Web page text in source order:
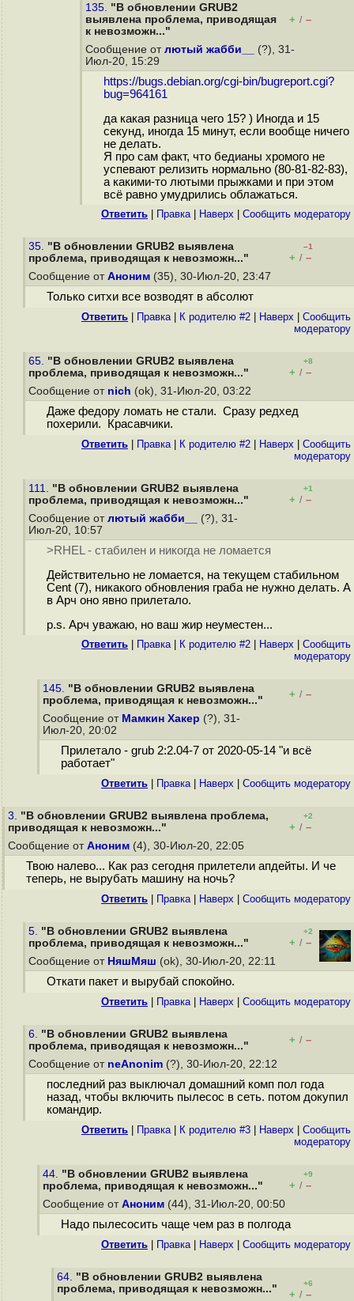
135. "В обновлении GRUB2
выявлена проблема, приводящая
к невозможн..."
+ / –
Сообщение от лютый жабби__
(?), 31-
Июл-20, 15:29
https://bugs.debian.org/cgi-bin/bugreport.cgi?
bug=964161
да какая разница чего 15? ) Иногда и 15
секунд, иногда 15 минут, если вообще ничего
не делать.
Я про сам факт, что бедианы хромого не
успевают релизить нормально (80-81-82-83),
а какими-то лютыми прыжками и при этом
всё равно умудрились облажаться.
Ответить Правка| Наверх Cообщить модератору
35. "В обновлении GRUB2 выявлена
проблема, приводящая к невозможн..."
–1
+ / –
Сообщение от Аноним (35), 30-Июл-20, 23:47
Только ситхи все возводят в абсолют
Ответить Правка| К родителю #2 Наверх
Cообщить
модератору
65. "В обновлении GRUB2 выявлена
проблема, приводящая к невозможн..."
+8
+ / –
Сообщение от nich (ok), 31-Июл-20, 03:22
Даже федору ломать не стали. Сразу редхед
похерили. Красавчики.
Ответить Правка| К родителю #2 Наверх
Cообщить
модератору
111. "В обновлении GRUB2 выявлена
проблема, приводящая к невозможн..."
+1
+ / –
Сообщение от лютый жабби__
(?), 31-
Июл-20, 10:57
>RHEL - стабилен и никогда не ломается
Действительно не ломается, на текущем стабильном
Cent (7), никакого обновления граба не нужно делать. А
в Арч оно явно прилетало.
p.s. Арч уважаю, но ваш жир неуместен...
Ответить Правка| К родителю #2 Наверх
Cообщить
модератору
145. "В обновлении GRUB2 выявлена
проблема, приводящая к невозможн..."
+ / –
Сообщение от Мамкин Хакер (?), 31-
Июл-20, 20:02
Прилетало - grub 2:2.04-7 от 2020-05-14 "и всё
работает"
Ответить Правка| Наверх Cообщить модератору
3. "В обновлении GRUB2 выявлена проблема,
приводящая к невозможн..."
+2
+ / –
Сообщение от Аноним (4), 30-Июл-20, 22:05
Твою налево... Как раз сегодня прилетели апдейты. И че
теперь, не вырубать машину на ночь?
Ответить Правка| Наверх Cообщить модератору
5. "В обновлении GRUB2 выявлена
проблема, приводящая к невозможн..."
+2
+ / –
Сообщение от НяшМяш (ok), 30-Июл-20, 22:11
Откати пакет и вырубай спокойно.
Ответить Правка| Наверх Cообщить модератору
6. "В обновлении GRUB2 выявлена
проблема, приводящая к невозможн..."
+ / –
Сообщение от neAnonim (?), 30-Июл-20, 22:12
последний раз выключал домашний комп пол года
назад, чтобы включить пылесос в сеть. потом докупил
командир.
Ответить Правка| К родителю #3 Наверх
Cообщить
модератору
44. "В обновлении GRUB2 выявлена
проблема, приводящая к невозможн..."
+9
+ / –
Сообщение от Аноним (44), 31-Июл-20, 00:50
Надо пылесосить чаще чем раз в полгода
Ответить Правка| Наверх Cообщить модератору
64. "В обновлении GRUB2 выявлена
проблема, приводящая к невозможн..."
+6
+ / –